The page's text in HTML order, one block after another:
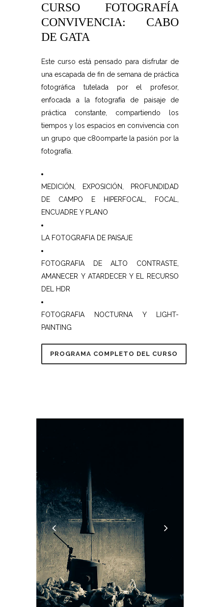
CURSO FOTOGRAFÍA
CONVIVENCIA: CABO
DE GATA
Este curso está pensado para disfrutar de
una escapada de fin de semana de práctica
fotográfica tutelada por el profesor,
enfocada a la fotografía de paisaje de
práctica constante, compartiendo los
tiempos y los espacios en convivencia con
un grupo que c80omparte la pasión por la
fotografía.
MEDICIÓN, EXPOSICIÓN, PROFUNDIDAD
DE CAMPO E HIPERFOCAL, FOCAL,
ENCUADRE Y PLANO
LA FOTOGRAFIA DE PAISAJE
FOTOGRAFIA DE ALTO CONTRASTE,
AMANECER Y ATARDECER Y EL RECURSO
DEL HDR
FOTOGRAFIA NOCTURNA Y LIGHT-
PAINTING
PROGRAMA COMPLETO DEL CURSO